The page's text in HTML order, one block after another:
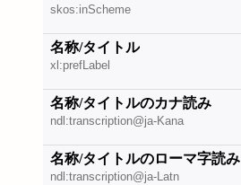
skos:inScheme
名称/タイトル
xl:prefLabel
名称/タイトルのカナ読み
ndl:transcription@ja-Kana
名称/タイトルのローマ字読み
ndl:transcription@ja-Latn